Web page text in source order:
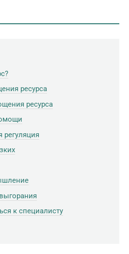
ресурса
ресурса
к специалисту